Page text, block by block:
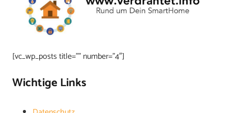
[vc_wp_posts title=”” number=”4″]
Wichtige Links